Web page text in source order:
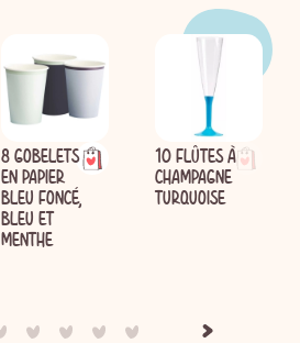
8 GOBELETS
EN PAPIER
BLEU FONCÉ,
BLEU ET
MENTHE
10 FLÛTES À
CHAMPAGNE
TURQUOISE